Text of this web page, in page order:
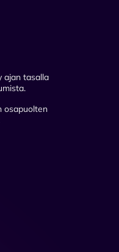
ajan tasalla
osapuolten